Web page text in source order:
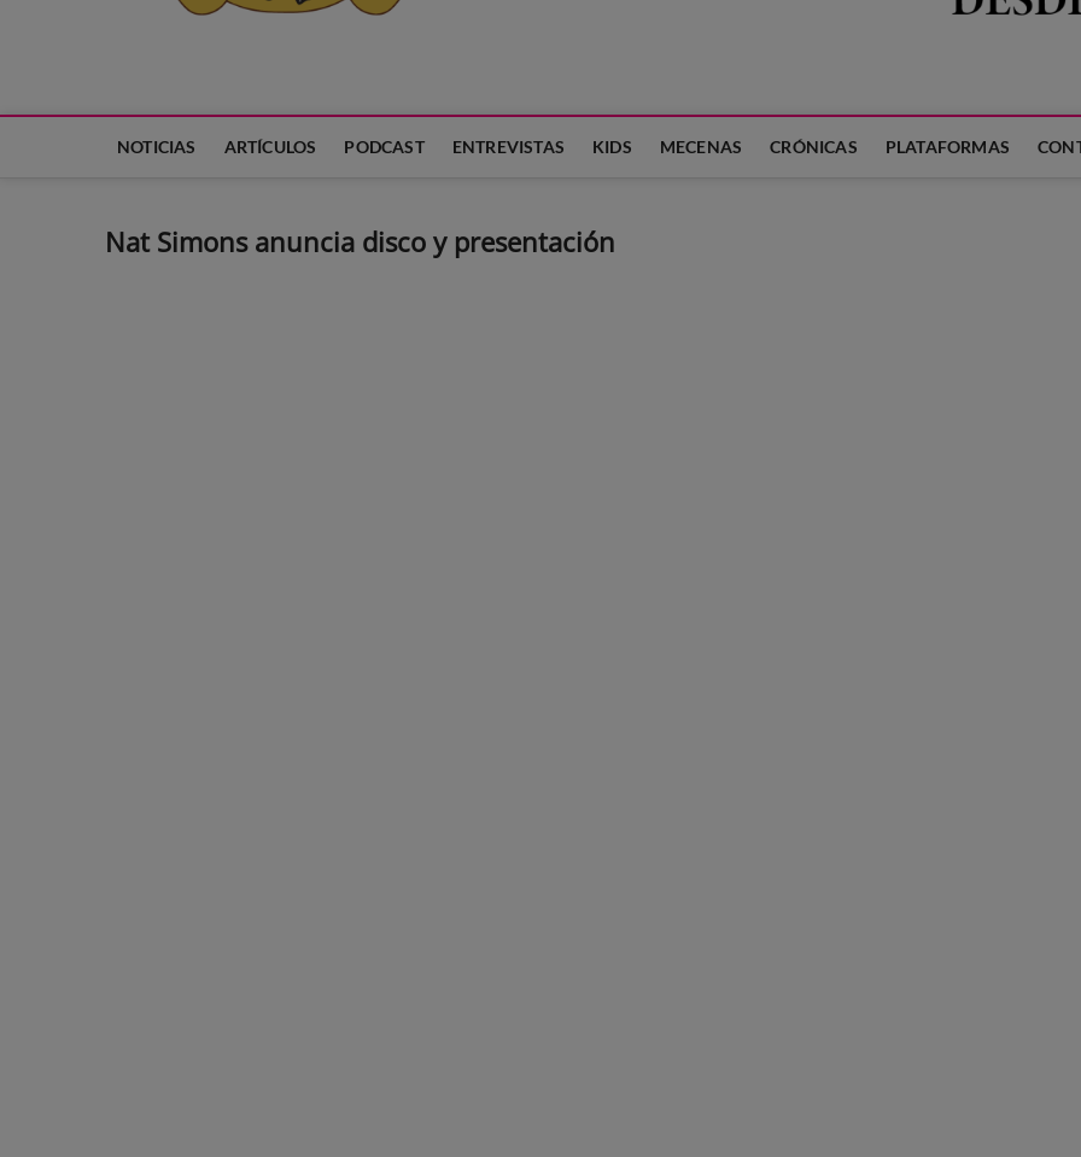
NOTICIAS ARTÍCULOS PODCAST ENTREVISTAS KIDS MECENAS CRÓNICAS PLATAFORMAS
Nat Simons anuncia disco y presentación